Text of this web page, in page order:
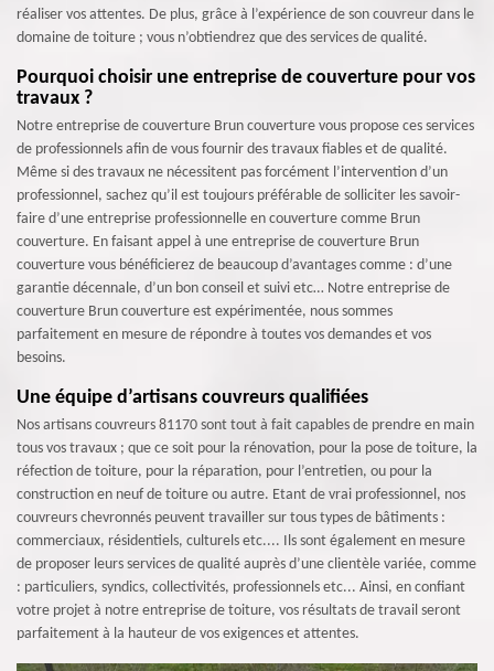
réaliser vos attentes. De plus, grâce à l’expérience de son couvreur dans le
domaine de toiture ; vous n’obtiendrez que des services de qualité.
Pourquoi choisir une entreprise de couverture pour vos
travaux ?
Notre entreprise de couverture Brun couverture vous propose ces services
de professionnels afin de vous fournir des travaux fiables et de qualité.
Même si des travaux ne nécessitent pas forcément l’intervention d’un
professionnel, sachez qu’il est toujours préférable de solliciter les savoir-
faire d’une entreprise professionnelle en couverture comme Brun
couverture. En faisant appel à une entreprise de couverture Brun
couverture vous bénéficierez de beaucoup d’avantages comme : d’une
garantie décennale, d’un bon conseil et suivi etc… Notre entreprise de
couverture Brun couverture est expérimentée, nous sommes
parfaitement en mesure de répondre à toutes vos demandes et vos
besoins.
Une équipe d’artisans couvreurs qualifiées
Nos artisans couvreurs 81170 sont tout à fait capables de prendre en main
tous vos travaux ; que ce soit pour la rénovation, pour la pose de toiture, la
réfection de toiture, pour la réparation, pour l’entretien, ou pour la
construction en neuf de toiture ou autre. Etant de vrai professionnel, nos
couvreurs chevronnés peuvent travailler sur tous types de bâtiments :
commerciaux, résidentiels, culturels etc.... Ils sont également en mesure
de proposer leurs services de qualité auprès d’une clientèle variée, comme
: particuliers, syndics, collectivités, professionnels etc... Ainsi, en confiant
votre projet à notre entreprise de toiture, vos résultats de travail seront
parfaitement à la hauteur de vos exigences et attentes.